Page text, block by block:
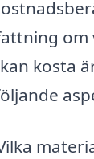
om
kosta